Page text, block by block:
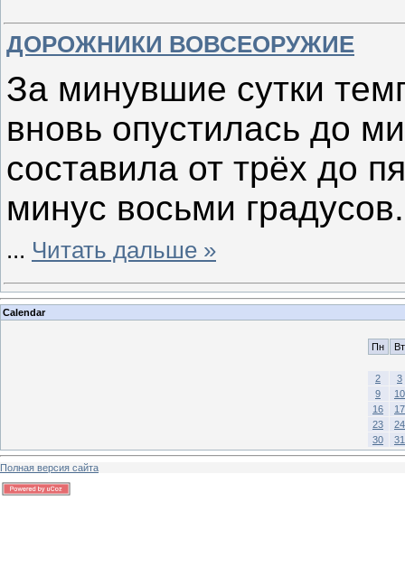
ДОРОЖНИКИ ВОВСЕОРУЖИЕ
За минувшие сутки
вновь опустилась до
составила от трёх до
минус восьми градусов.
... Читать дальше »
Calendar
Пн Вт
2
3
9
10
16
17
23
24
30
31
Полная версия сайта